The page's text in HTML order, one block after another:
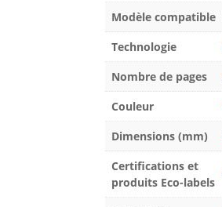
Modèle compatible
Technologie
Nombre de pages
Couleur
Dimensions (mm)
Certifications et
produits Eco-labels